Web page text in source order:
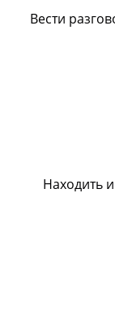
Вести
Находить